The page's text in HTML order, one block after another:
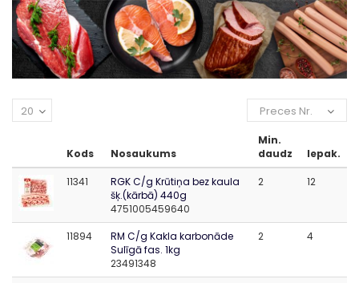
Preces Nr.
20
Kods Nosaukums
Min.
daudz
Iepak.
11341
RGK C/g Krūtiņa bez kaula
šķ.(kārbā) 440g
4751005459640
2 12
11894
RM C/g Kakla karbonāde
Sulīgā fas. 1kg
23491348
2 4